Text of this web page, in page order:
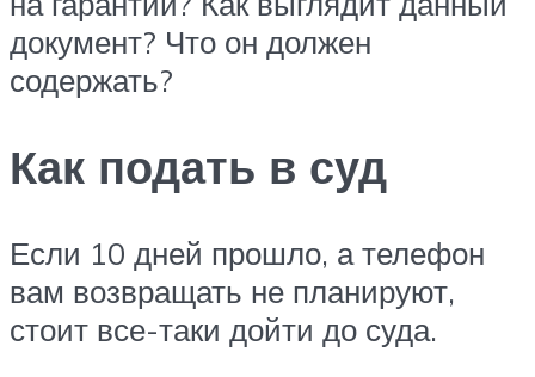
документ? Что он должен
содержать?
Как подать в суд
Если 10 дней прошло, а телефон
вам возвращать не планируют,
стоит все-таки дойти до суда.